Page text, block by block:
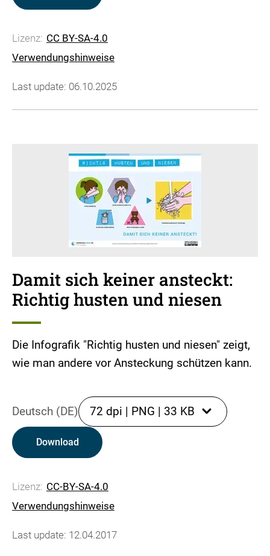
Lizenz: CC BY-SA-4.0
Verwendungshinweise
Last update: 06.10.2025
Damit sich keiner ansteckt:
Richtig husten und niesen
Die Infografik "Richtig husten und niesen" zeigt,
wie man andere vor Ansteckung schützen kann.
Deutsch (DE) 72 dpi | PNG | 33 KB
Download
Lizenz: CC-BY-SA-4.0
Verwendungshinweise
Last update: 12.04.2017